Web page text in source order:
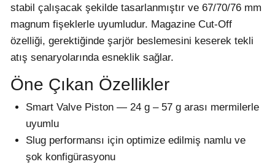
stabil çalışacak şekilde tasarlanmıştır ve 67/70/76 mm
magnum fişeklerle uyumludur. Magazine Cut-Off
özelliği, gerektiğinde şarjör beslemesini keserek tekli
atış senaryolarında esneklik sağlar.
Öne Çıkan Özellikler
Smart Valve Piston — 24 g – 57 g arası mermilerle
uyumlu
Slug performansı için optimize edilmiş namlu ve
şok konfigürasyonu